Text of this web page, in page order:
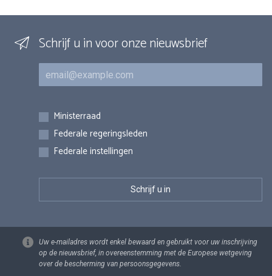
Schrijf u in voor onze nieuwsbrief
E-mail
Inschrijvingen
Ministerraad
Federale regeringsleden
Federale instellingen
Uw e-mailadres wordt enkel bewaard en gebruikt voor uw inschrijving
op de nieuwsbrief, in overeenstemming met de Europese wetgeving
over de bescherming van persoonsgegevens.